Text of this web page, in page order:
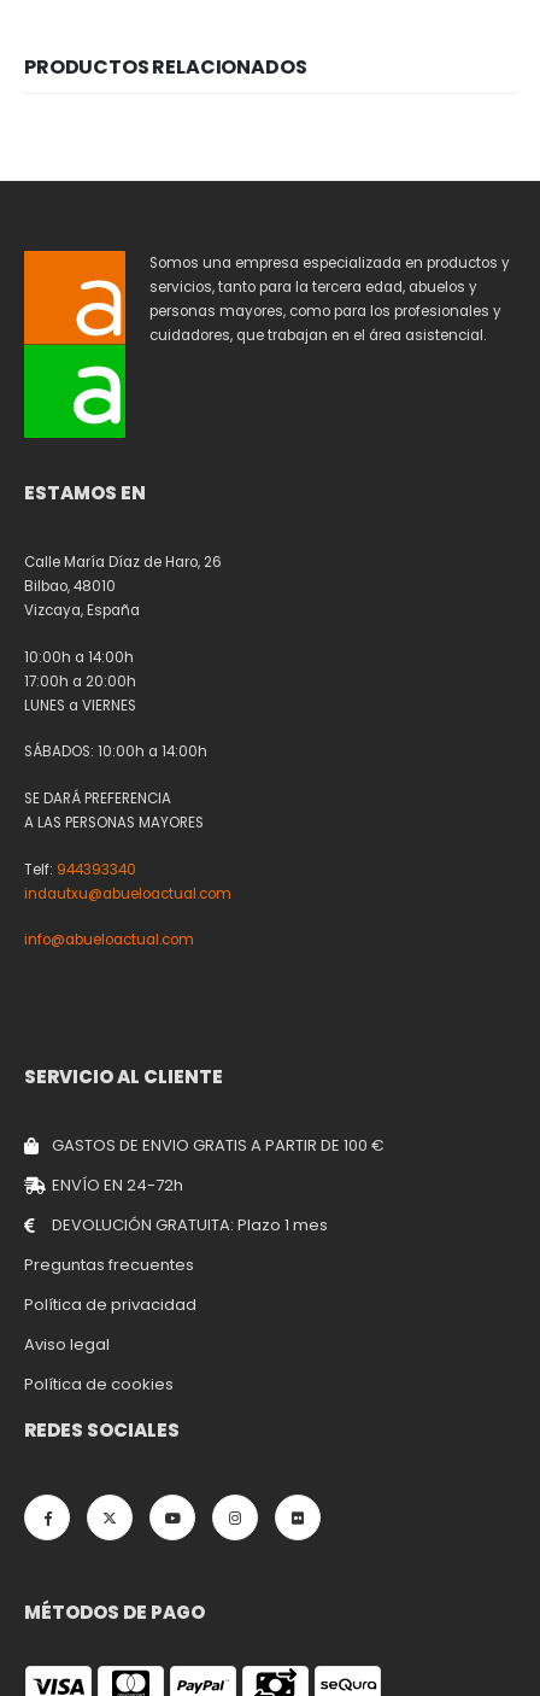
PRODUCTOS RELACIONADOS
Somos una empresa especializada en productos y
servicios, tanto para la tercera edad, abuelos y
personas mayores, como para los profesionales y
cuidadores, que trabajan en el área asistencial.
ESTAMOS EN
Calle María Díaz de Haro, 26
Bilbao, 48010
Vizcaya, España
10:00h a 14:00h
17:00h a 20:00h
LUNES a VIERNES
SÁBADOS: 10:00h a 14:00h
SE DARÁ PREFERENCIA
A LAS PERSONAS MAYORES
Telf: 944393340
indautxu@abueloactual.com
info@abueloactual.com
SERVICIO AL CLIENTE
GASTOS DE ENVIO GRATIS A PARTIR DE 100 €
ENVÍO EN 24-72h
DEVOLUCIÓN GRATUITA: Plazo 1 mes
Preguntas frecuentes
Política de privacidad
Aviso legal
Política de cookies
REDES SOCIALES
MÉTODOS DE PAGO